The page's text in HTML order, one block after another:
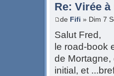
Re: Virée
de Fifi » Dim 7
Salut Fred,
le road-book
de Mortagne,
initial, et